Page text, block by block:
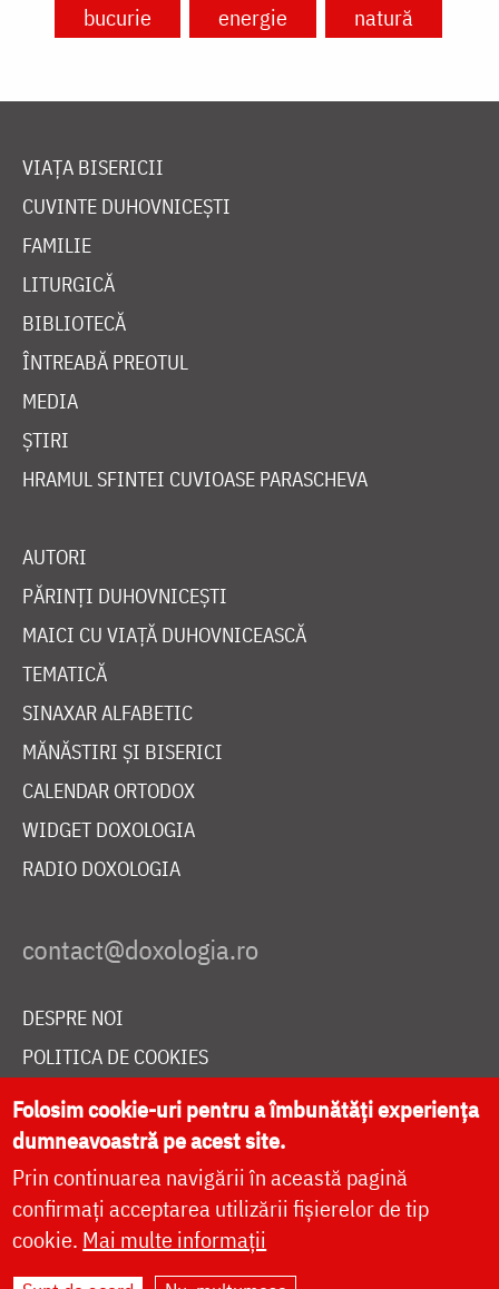
bucurie
energie natură
VIAȚA BISERICII
CUVINTE DUHOVNICEȘTI
FAMILIE
LITURGICĂ
BIBLIOTECĂ
ÎNTREABĂ PREOTUL
MEDIA
ȘTIRI
HRAMUL SFINTEI CUVIOASE PARASCHEVA
AUTORI
PĂRINȚI DUHOVNICEȘTI
MAICI CU VIAȚĂ DUHOVNICEASCĂ
TEMATICĂ
SINAXAR ALFABETIC
MĂNĂSTIRI ȘI BISERICI
CALENDAR ORTODOX
WIDGET DOXOLOGIA
RADIO DOXOLOGIA
DESPRE NOI
POLITICA DE COOKIES
DONEAZĂ ONLINE PENTRU CATEDRALA NAȚIONALĂ
LIVE
Folosim cookie-uri pentru a îmbunătăți experiența
dumneavoastră pe acest site.
Prin continuarea navigării în această pagină
confirmați acceptarea utilizării fișierelor de tip
cookie. Mai multe informații